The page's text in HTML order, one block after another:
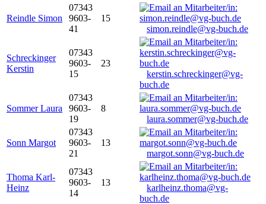
Reindle Simon
07343
9603-
41
15
simon.reindle@vg-buch.de
Schreckinger
Kerstin
07343
9603-
15
23
kerstin.schreckinger@vg-
buch.de
Sommer Laura
07343
9603-
19
8
laura.sommer@vg-buch.de
Sonn Margot
07343
9603-
21
13
margot.sonn@vg-buch.de
Thoma Karl-
Heinz
07343
9603-
14
13
karlheinz.thoma@vg-
buch.de